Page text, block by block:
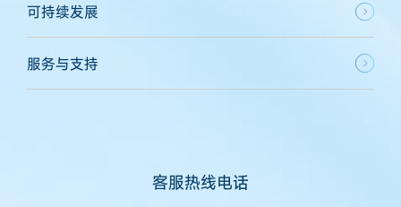
可持续发展
服务与支持
客服热线电话